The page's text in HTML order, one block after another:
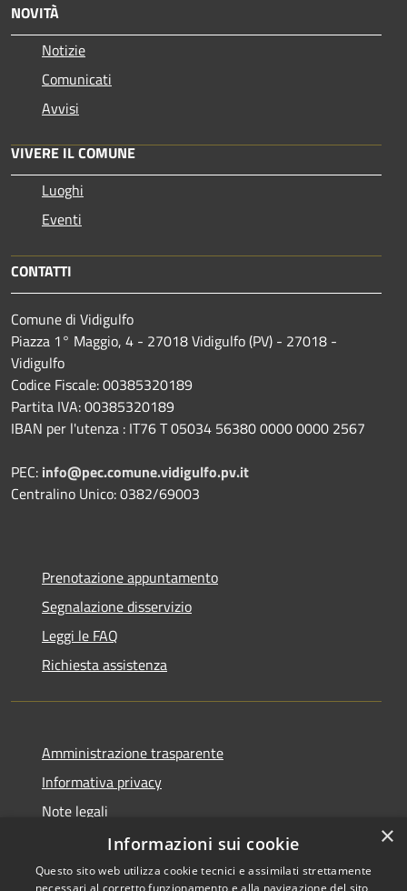
NOVITÀ
Notizie
Comunicati
Avvisi
VIVERE IL COMUNE
Luoghi
Eventi
CONTATTI
Comune di Vidigulfo
Piazza 1° Maggio, 4 - 27018 Vidigulfo (PV) - 27018 -
Vidigulfo
Codice Fiscale: 00385320189
Partita IVA: 00385320189
IBAN per l'utenza : IT76 T 05034 56380 0000 0000 2567
PEC: info@pec.comune.vidigulfo.pv.it
Centralino Unico: 0382/69003
Prenotazione appuntamento
Segnalazione disservizio
Leggi le FAQ
Richiesta assistenza
Amministrazione trasparente
Informativa privacy
Note legali
Dichiarazione di accessibilità
×
Informazioni sui cookie
Questo sito web utilizza cookie tecnici e assimilati strettamente
necessari al corretto funzionamento e alla navigazione del sito,